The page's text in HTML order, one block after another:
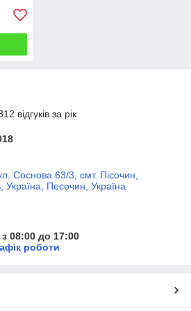
відгуків за рік
Соснова 63/3, смт. Пісочин,
Україна, Песочин, Україна
08:00 до 17:00
роботи